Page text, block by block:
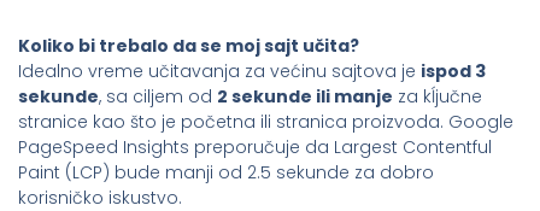
Koliko bi trebalo da se moj sajt učita?
Idealno vreme učitavanja za većinu sajtova je ispod 3
sekunde, sa ciljem od 2 sekunde ili manje za kĺjučne
stranice kao što je početna ili stranica proizvoda. Google
PageSpeed Insights preporučuje da Largest Contentful
Paint (LCP) bude manji od 2.5 sekunde za dobro
korisničko iskustvo.